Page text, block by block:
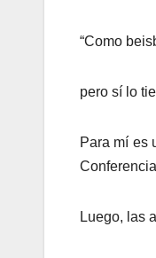
“Como
pero sí lo
Para mí es
Luego, las